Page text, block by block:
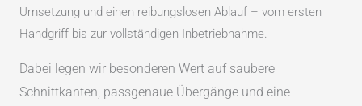
Umsetzung und einen reibungslosen Ablauf – vom ersten
Handgriff bis zur vollständigen Inbetriebnahme.
Dabei legen wir besonderen Wert auf saubere
Schnittkanten, passgenaue Übergänge und eine